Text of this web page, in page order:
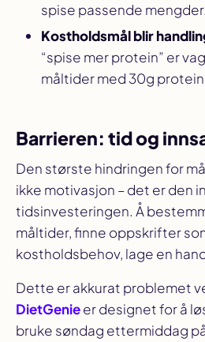
spise passende mengder.
Kostholdsmål blir
“spise mer protein” er
måltider med 30g
Barrieren: tid og
Den største hindringen for
ikke motivasjon – det er den
tidsinvesteringen. Å
måltider, finne oppskrifter
kostholdsbehov, lage en
Dette er akkurat problemet
DietGenieer designet for å
bruke søndag ettermiddag